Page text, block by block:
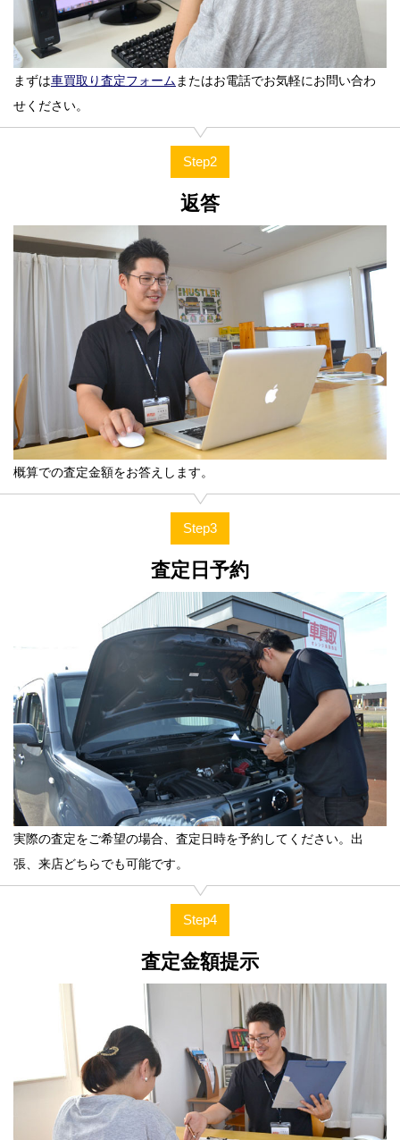
まずは車買取り査定フォーム またはお電話でお気軽にお問い合わ
せください。
Step2
返答
概算での査定金額をお答えします。
Step3
査定日予約
実際の査定をご希望の場合、査定日時を予約してください。出
張、来店どちらでも可能です。
Step4
査定金額提示